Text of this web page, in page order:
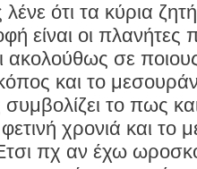
λένε ότι τα κύρια
είναι οι πλανήτες
ακολούθως σε
και το
το πως
χρονιά και το
πχ αν έχω